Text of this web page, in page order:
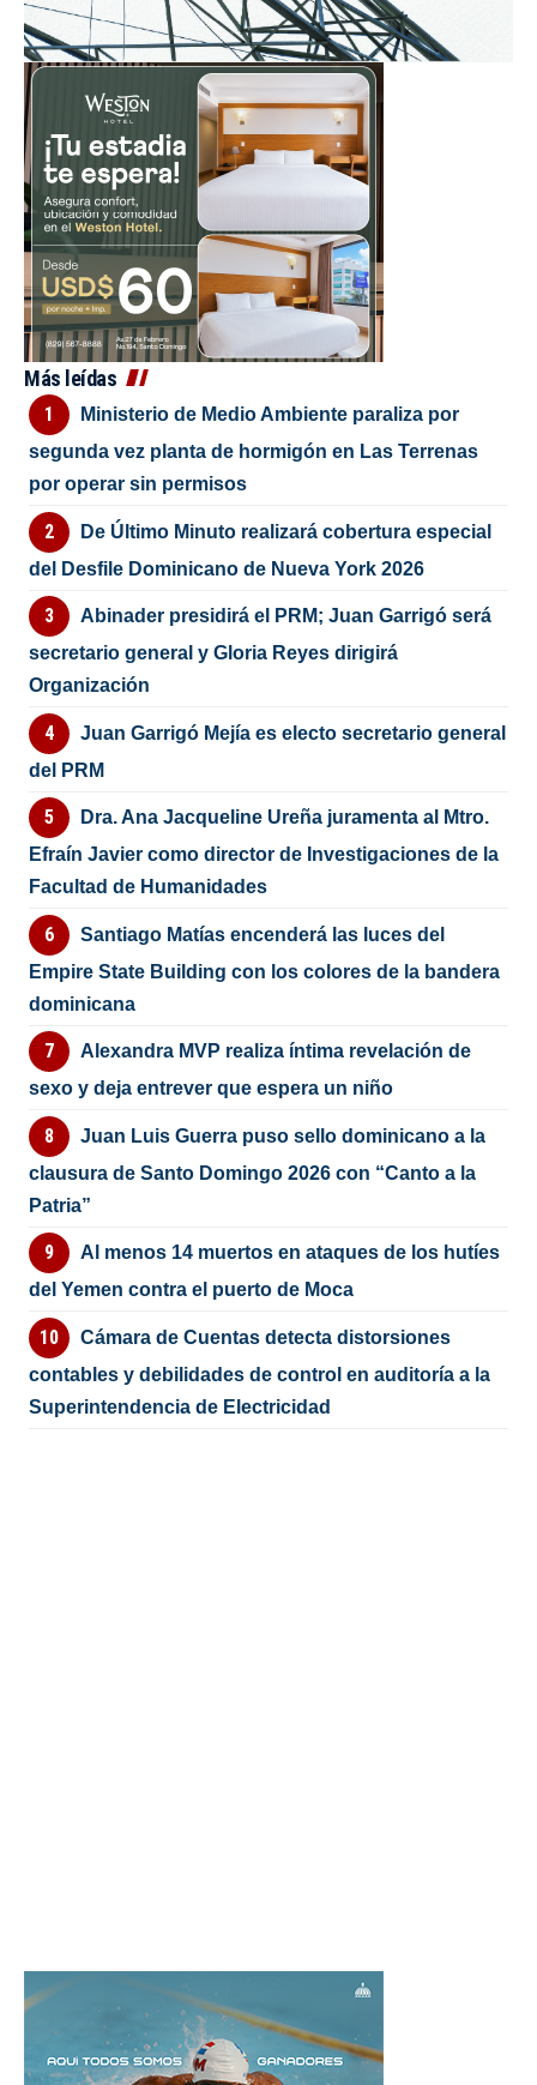
Más leídas
Ministerio de Medio Ambiente paraliza por
segunda vez planta de hormigón en Las Terrenas
por operar sin permisos
De Último Minuto realizará cobertura especial
del Desfile Dominicano de Nueva York 2026
Abinader presidirá el PRM; Juan Garrigó será
secretario general y Gloria Reyes dirigirá
Organización
Juan Garrigó Mejía es electo secretario general
del PRM
Dra. Ana Jacqueline Ureña juramenta al Mtro.
Efraín Javier como director de Investigaciones de la
Facultad de Humanidades
Santiago Matías encenderá las luces del
Empire State Building con los colores de la bandera
dominicana
Alexandra MVP realiza íntima revelación de
sexo y deja entrever que espera un niño
Juan Luis Guerra puso sello dominicano a la
clausura de Santo Domingo 2026 con “Canto a la
Patria”
Al menos 14 muertos en ataques de los hutíes
del Yemen contra el puerto de Moca
Cámara de Cuentas detecta distorsiones
contables y debilidades de control en auditoría a la
Superintendencia de Electricidad